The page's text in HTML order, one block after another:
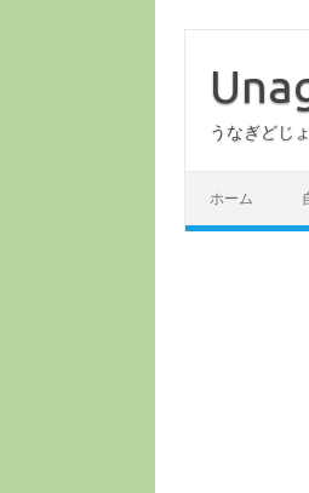
うなぎどじ
ホーム